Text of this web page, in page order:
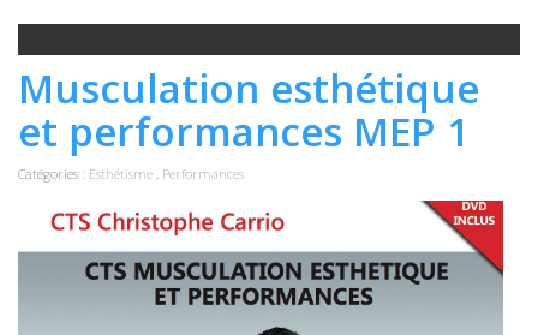
Musculation esthétique
et performances MEP 1
Catégories : Esthétisme , Performances